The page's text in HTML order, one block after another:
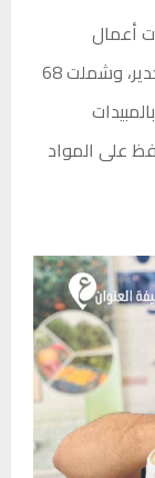
أعمال
التفتيش من مدينة الزاوية حتى منفذ رأس اجدير، وشملت 68
بالمبيدات
على المواد